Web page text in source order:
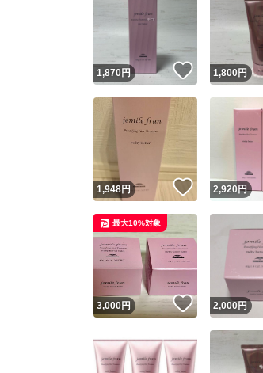
1,870円 いいね！
1,800円
1,948円 いいね！
2,920円
3,000円 いいね！
最大10%対象
2,000円